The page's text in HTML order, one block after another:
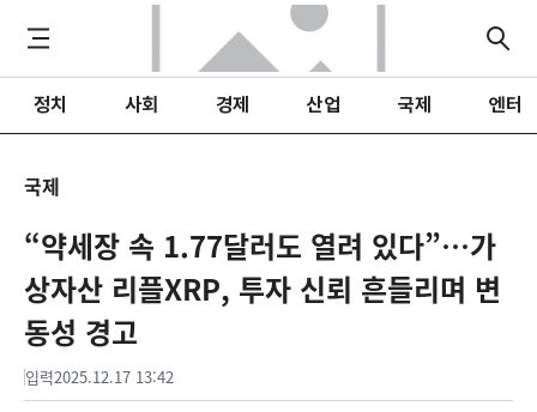
정치 사회 경제 산업 국제 엔터
국제
“약세장 속 1.77달러도 열려 있다”…가
상자산 리플XRP, 투자 신뢰 흔들리며 변
동성 경고
입력2025.12.17 13:42